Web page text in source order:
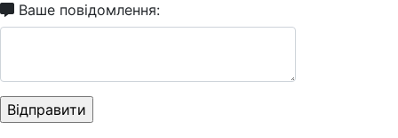
Ваше повідомлення: